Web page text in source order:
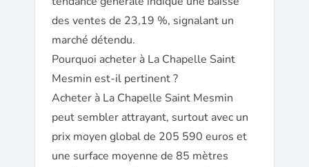
des ventes de 23,19 %, signalant un
marché détendu.
Pourquoi acheter à La Chapelle Saint
Mesmin est-il pertinent ?
Acheter à La Chapelle Saint Mesmin
peut sembler attrayant, surtout avec un
prix moyen global de 205 590 euros et
une surface moyenne de 85 mètres